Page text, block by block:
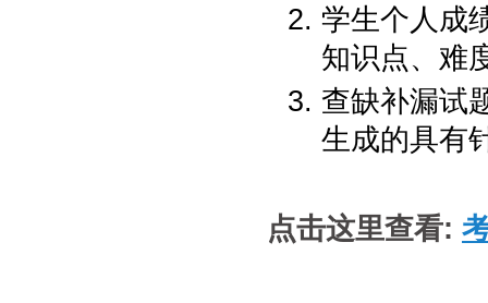
学生个人成
知识点、难
查缺补漏试
生成的具有
点击这里查看: